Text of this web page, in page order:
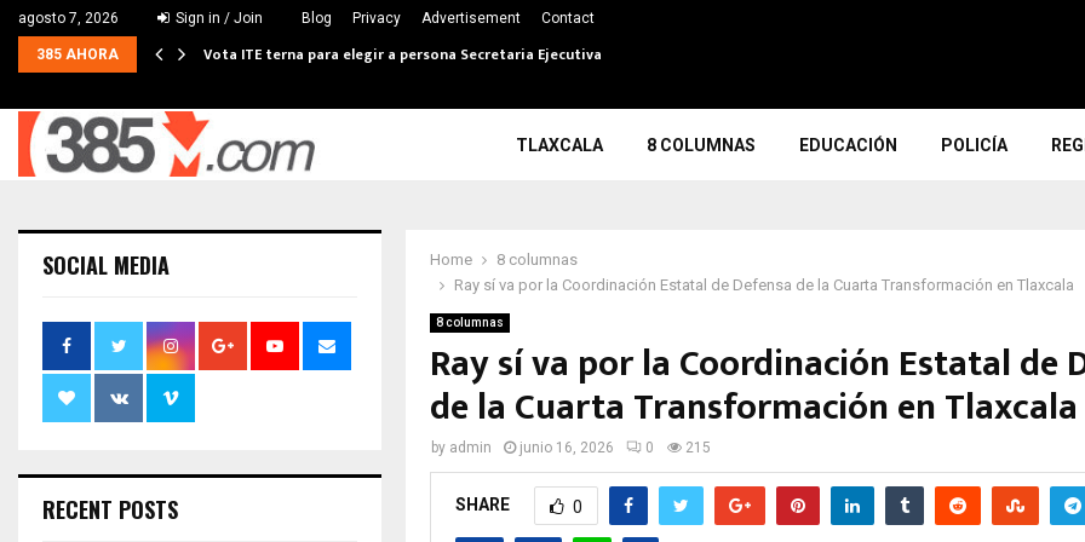
agosto 7, 2026 Sign in / Join Blog Privacy Advertisement Contact
385 AHORA Vota ITE terna para elegir a persona Secretaria Ejecutiva
TLAXCALA 8 COLUMNAS EDUCACIÓN POLICÍA
Home
8 columnas
Ray sí va por la Coordinación Estatal de Defensa de la Cuarta Transformación en Tlaxcala
8 columnas
Ray sí va por la Coordinación Estatal de
de la Cuarta Transformación en Tlaxcala
by admin junio 16, 2026 0 215
SHARE 0
SOCIAL MEDIA
RECENT POSTS